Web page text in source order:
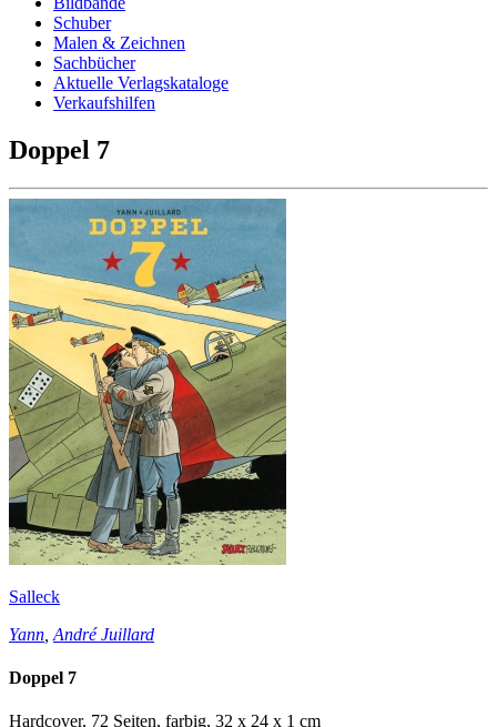
Schuber
Malen & Zeichnen
Sachbücher
Aktuelle Verlagskataloge
Verkaufshilfen
Doppel 7
Salleck
Yann André Juillard
Doppel 7
Hardcover, 72 Seiten, farbig, 32 x 24 x 1 cm